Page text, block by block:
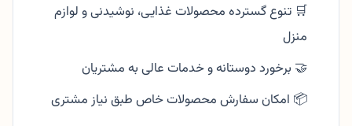
🛒 تنوع گسترده محصولات غذایی، نوشیدنی و لوازم
منزل
🤝 برخورد دوستانه و خدمات عالی به مشتریان
📦 امکان سفارش محصولات خاص طبق نیاز مشتری